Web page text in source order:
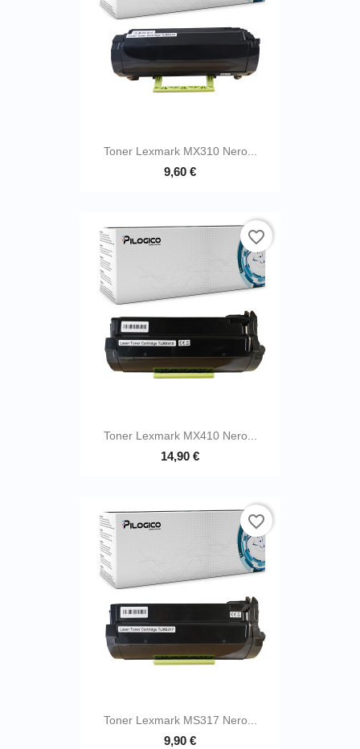
Toner Lexmark MX310 Nero...
9,60 €
Toner Lexmark MX410 Nero...
14,90 €
favorite_border
Toner Lexmark MS317 Nero...
9,90 €
favorite_border